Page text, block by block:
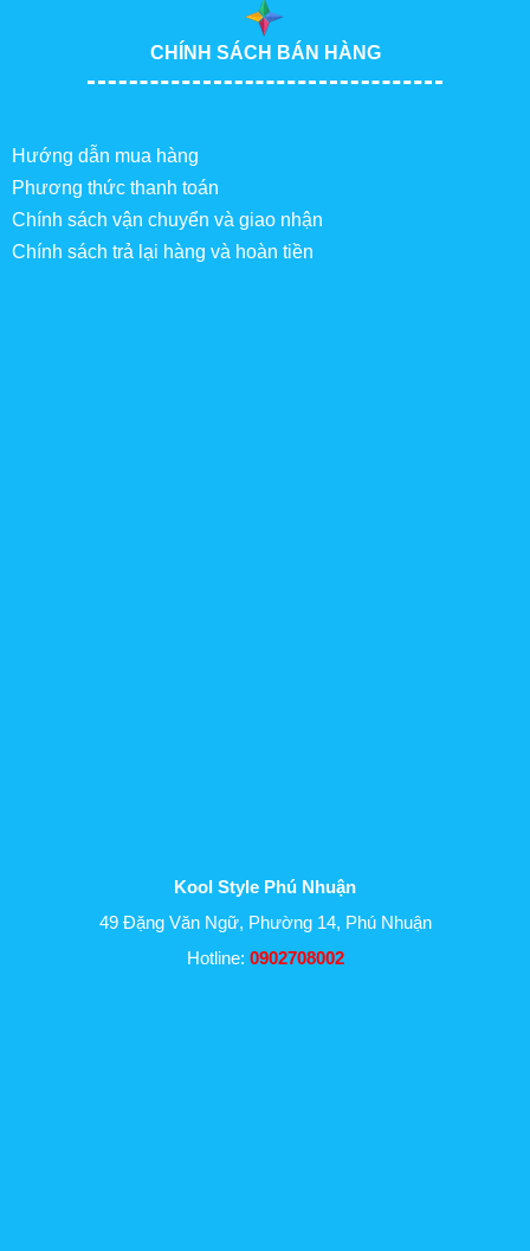
CHÍNH SÁCH BÁN HÀNG
Hướng dẫn mua hàng
Phương thức thanh toán
Chính sách vận chuyển và giao nhận
Chính sách trả lại hàng và hoàn tiền
Kool Style Phú Nhuận
49 Đặng Văn Ngữ, Phường 14, Phú Nhuận
Hotline: 0902708002